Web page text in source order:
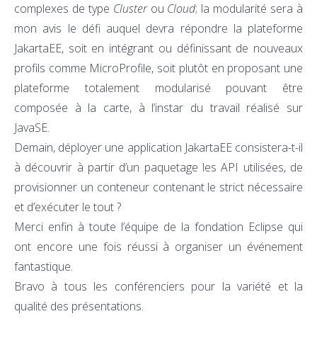
complexes de type Clusterou Cloud; la modularité sera à
mon avis le défi auquel devra répondre la plateforme
JakartaEE, soit en intégrant ou définissant de nouveaux
profils comme MicroProfile, soit plutôt en proposant une
plateforme totalement modularisé pouvant être
composée à la carte, à l’instar du travail réalisé sur
JavaSE.
Demain, déployer une application JakartaEE consistera-t-il
à découvrir à partir d’un paquetage les API utilisées, de
provisionner un conteneur contenant le strict nécessaire
et d’exécuter le tout ?
Merci enfin à toute l’équipe de la fondation Eclipse qui
ont encore une fois réussi à organiser un événement
fantastique.
Bravo à tous les conférenciers pour la variété et la
qualité des présentations.